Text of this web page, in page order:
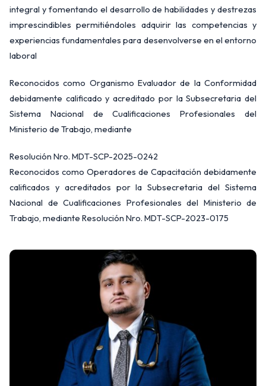
integral y fomentando el desarrollo de habilidades y destrezas
imprescindibles permitiéndoles adquirir las competencias y
experiencias fundamentales para desenvolverse en el entorno
laboral
Reconocidos como Organismo Evaluador de la Conformidad
debidamente calificado y acreditado por la Subsecretaria del
Sistema Nacional de Cualificaciones Profesionales del
Ministerio de Trabajo, mediante
Resolución Nro. MDT-SCP-2025-0242
Reconocidos como Operadores de Capacitación debidamente
calificados y acreditados por la Subsecretaria del Sistema
Nacional de Cualificaciones Profesionales del Ministerio de
Trabajo, mediante Resolución Nro. MDT-SCP-2023-0175